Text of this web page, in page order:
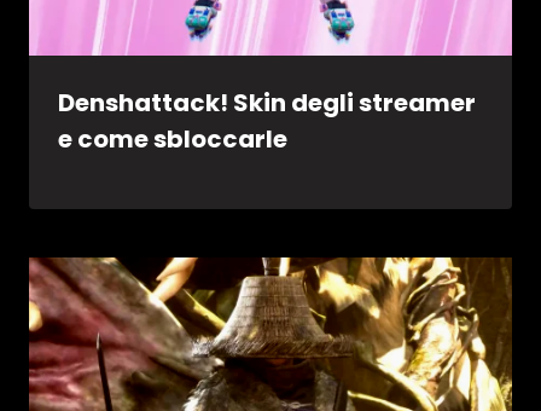
Denshattack! Skin degli streamer
e come sbloccarle